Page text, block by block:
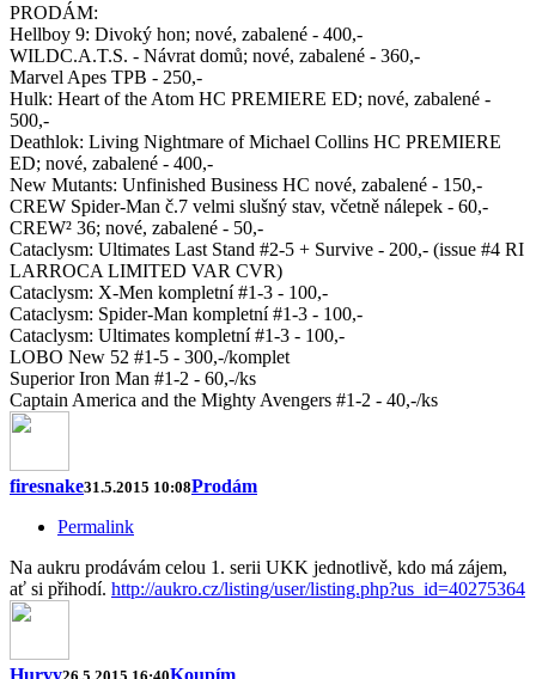
PRODÁM:
Hellboy 9: Divoký hon; nové, zabalené - 400,-
WILDC.A.T.S. - Návrat domů; nové, zabalené - 360,-
Marvel Apes TPB - 250,-
Hulk: Heart of the Atom HC PREMIERE ED; nové, zabalené -
500,-
Deathlok: Living Nightmare of Michael Collins HC PREMIERE
ED; nové, zabalené - 400,-
New Mutants: Unfinished Business HC nové, zabalené - 150,-
CREW Spider-Man č.7 velmi slušný stav, včetně nálepek - 60,-
CREW² 36; nové, zabalené - 50,-
Cataclysm: Ultimates Last Stand #2-5 + Survive - 200,- (issue #4 RI
LARROCA LIMITED VAR CVR)
Cataclysm: X-Men kompletní #1-3 - 100,-
Cataclysm: Spider-Man kompletní #1-3 - 100,-
Cataclysm: Ultimates kompletní #1-3 - 100,-
LOBO New 52 #1-5 - 300,-/komplet
Superior Iron Man #1-2 - 60,-/ks
Captain America and the Mighty Avengers #1-2 - 40,-/ks
firesnake31.5.2015 10:08Prodám
Permalink
Na aukru prodávám celou 1. serii UKK jednotlivě, kdo má zájem,
ať si přihodí. http://aukro.cz/listing/user/listing.php?us_id=40275364
Hurvy
Koupím